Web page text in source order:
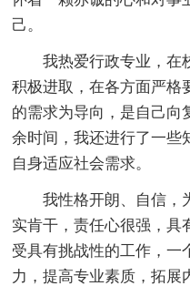
己。
我热爱行政专业，在校
积极进取，在各方面严格
的需求为导向，是自己向
余时间，我还进行了一些
自身适应社会需求。
我性格开朗、自信，
实肯干，责任心很强，具
受具有挑战性的工作，一
力，提高专业素质，拓展